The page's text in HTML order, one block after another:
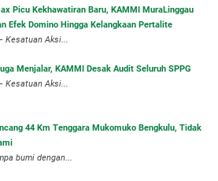
Picu Kekhawatiran Baru, KAMMI MuraLinggau
Efek Domino Hingga Kelangkaan Pertalite
Kesatuan Aksi...
Menjalar, KAMMI Desak Audit Seluruh SPPG
Kesatuan Aksi...
44 Km Tenggara Mukomuko Bengkulu, Tidak
bumi dengan...